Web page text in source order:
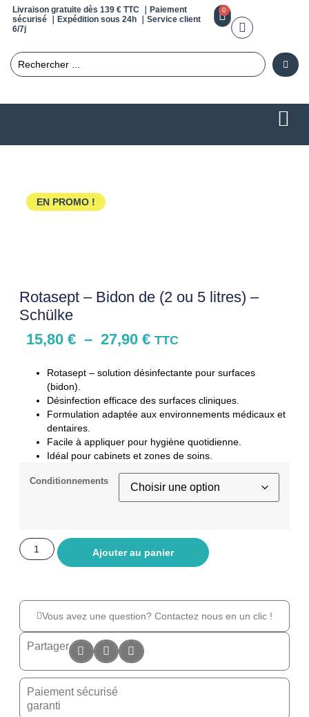
Livraison gratuite dès 139 € TTC ｜Paiement
sécurisé ｜Expédition sous 24h ｜Service client
6/7j
0
EN PROMO !
Rotasept – Bidon de (2 ou 5 litres) –
Schülke
15,80 € – 27,90 € TTC
Rotasept – solution désinfectante pour surfaces
(bidon).
Désinfection efficace des surfaces cliniques.
Formulation adaptée aux environnements médicaux et
dentaires.
Facile à appliquer pour hygiène quotidienne.
Idéal pour cabinets et zones de soins.
Conditionnements
Ajouter au panier
Vous avez une question? Contactez nous en un clic !
Partager
Paiement sécurisé
garanti